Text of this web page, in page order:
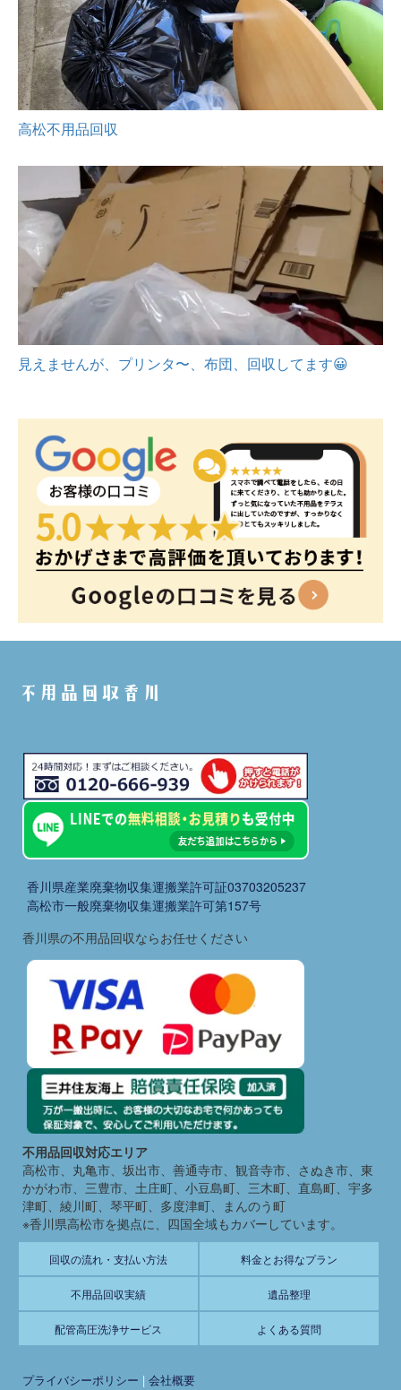
高松不用品回収
見えませんが、プリンタ〜、布団、回収してます😀
不用品回収香川
香川県産業廃棄物収集運搬業許可証03703205237
高松市一般廃棄物収集運搬業許可第157号
香川県の不用品回収ならお任せください
不用品回収対応エリア
高松市、丸亀市、坂出市、善通寺市、観音寺市、さぬき市、東
かがわ市、三豊市、土庄町、小豆島町、三木町、直島町、宇多
津町、綾川町、琴平町、多度津町、まんのう町
※香川県高松市を拠点に、四国全域もカバーしています。
回収の流れ・支払い方法 料金とお得なプラン
不用品回収実績 遺品整理
配管高圧洗浄サービス よくある質問
プライバシーポリシー | 会社概要